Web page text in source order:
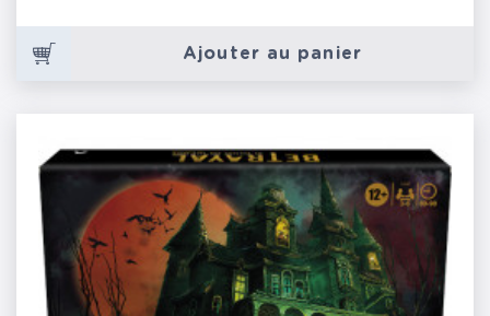
Ajouter au panier